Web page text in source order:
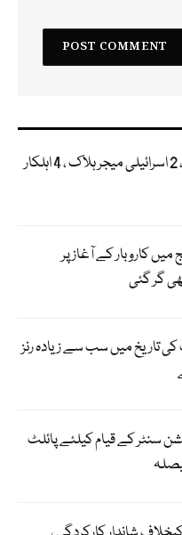
جنوبی لبنان میں دھماکا ، 2 اسرائیلی میجر ہلاک ، 4 اہلکار
کاروبار کے آغاز پر
گر گئی
تاریخ میں سب سے زیادہ رنز
سنٹر کے قیام کیلئے پائلٹ